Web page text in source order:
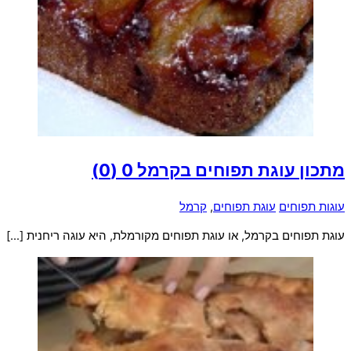
מתכון עוגת תפוחים בקרמל 0 (0)
עוגות תפוחים עוגת תפוחים, קרמל
עוגת תפוחים בקרמל, או עוגת תפוחים מקורמלת, היא עוגה ריחנית […]